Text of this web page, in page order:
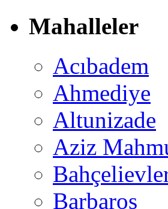
Mahalleler
Acıbadem
Ahmediye
Altunizade
Aziz
Barbaros